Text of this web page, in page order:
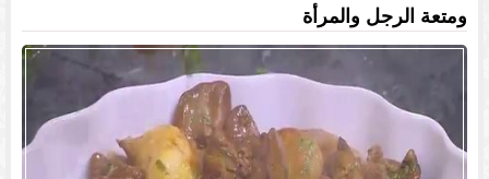
ومتعة الرجل والمرأة